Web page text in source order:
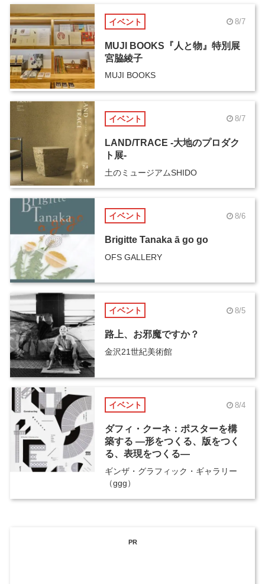
イベント 8/7
MUJI BOOKS『人と物』特別展
宮脇綾子
MUJI BOOKS
イベント 8/7
LAND/TRACE -大地のプロダク
ト展-
土のミュージアムSHIDO
イベント 8/6
Brigitte Tanaka ā go go
OFS GALLERY
イベント 8/5
路上、お邪魔ですか？
金沢21世紀美術館
イベント 8/4
ダフィ・クーネ：ポスターを構
築する ―形をつくる、版をつく
る、表現をつくる―
ギンザ・グラフィック・ギャラリー
（ggg）
PR